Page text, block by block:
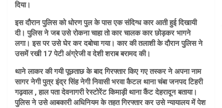
दिया।
इस दौरान पुलिस को धोरण पुल के पास एक संदिग्ध कार आती हुई दिखायी
दी। पुलिस ने जब उसे रोकना चाहा तो कार चालक कार छोड़कर भागने
लगा। इस पर उसे घेर कर दबोचा गया। कार की तलाशी के दौरान पुलिस ने
उसमें रखी 17 पेटी अंग्रेजी व देशी शराब बरामद की।
थाने लाकर की गयी पूछताछ के बाद गिरफ्तार किए गए तस्कर ने अपना नाम
सागर नेगी पुत्र इंद्र सिंह नेगी निवासी भरवा कैटल थाना चंबा जनपद टिहरी
गढ़वाल , हाल पता देवनागरी रेस्टोरेंट किमाड़ी थाना कैंट देहरादून बताया।
पुलिस ने उसे आबकारी अधिनियम के तहत गिरफ्तार कर उसे न्यायालय में पेश